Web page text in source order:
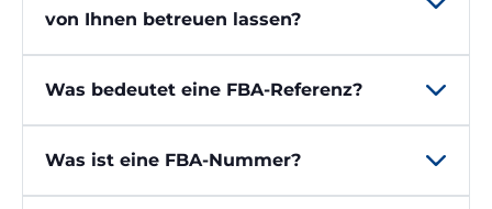
von Ihnen betreuen lassen?
Was bedeutet eine FBA-Referenz?
Was ist eine FBA-Nummer?